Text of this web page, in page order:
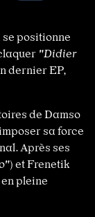
positionne
"Didier
dernier EP,
de Damso
sa force
Après ses
) et Frenetik
pleine